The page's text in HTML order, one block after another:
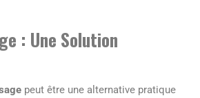
: Une Solution
peut être une alternative pratique